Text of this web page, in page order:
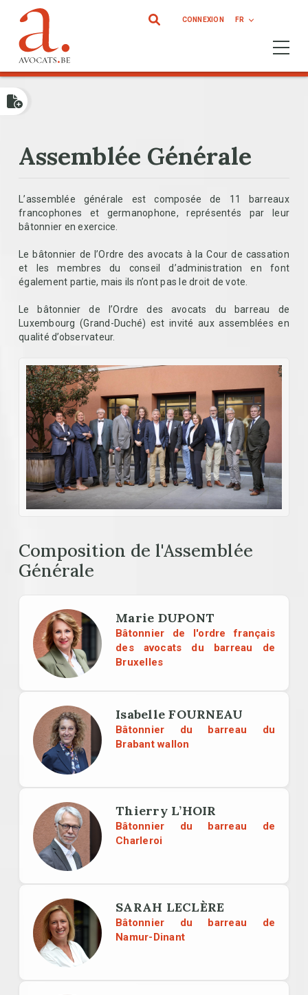
Aller au contenu principal
Ouvrir
CONNEXION FR
Assemblée Générale
L’assemblée générale est composée de 11 barreaux
francophones et germanophone, représentés par leur
bâtonnier en exercice.
Le bâtonnier de l’Ordre des avocats à la Cour de cassation
et les membres du conseil d’administration en font
également partie, mais ils n’ont pas le droit de vote.
Le bâtonnier de l’Ordre des avocats du barreau de
Luxembourg (Grand-Duché) est invité aux assemblées en
qualité d’observateur.
Composition de l'Assemblée
Générale
Marie DUPONT
Bâtonnier de l'ordre français
des avocats du barreau de
Bruxelles
Isabelle FOURNEAU
Bâtonnier du barreau du
Brabant wallon
Thierry L’HOIR
Bâtonnier du barreau de
Charleroi
SARAH LECLÈRE
Bâtonnier du barreau de
Namur-Dinant